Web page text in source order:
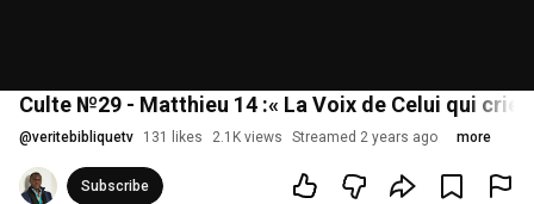
Culte №29 - Matthieu 14 :« La Voix de Celui qui crie
@veritebibliquetv 131 likes 2.1K views Streamed 2 years ago more
Subscribe